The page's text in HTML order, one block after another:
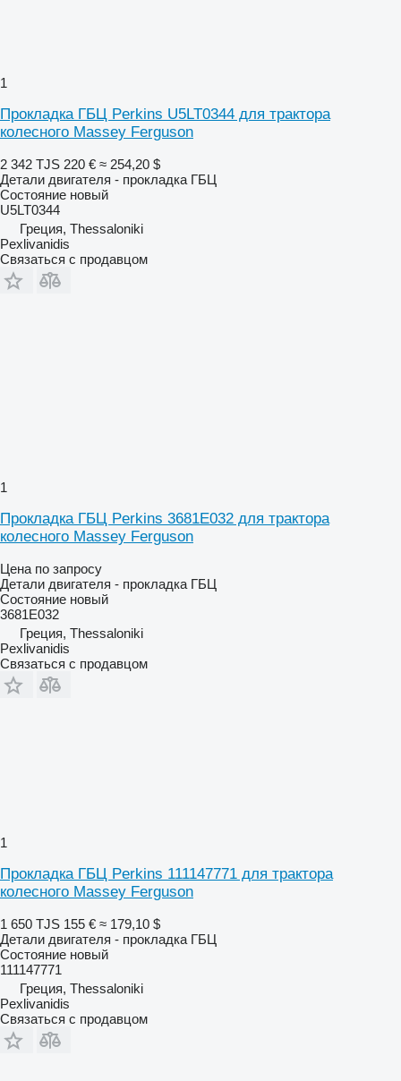
1
Прокладка ГБЦ Perkins U5LT0344 для трактора
колесного Massey Ferguson
2 342 TJS 220 € ≈ 254,20 $
Детали двигателя - прокладка ГБЦ
Состояние новый
U5LT0344
Греция, Thessaloniki
Pexlivanidis
Связаться с продавцом
1
Прокладка ГБЦ Perkins 3681E032 для трактора
колесного Massey Ferguson
Цена по запросу
Детали двигателя - прокладка ГБЦ
Состояние новый
3681E032
Греция, Thessaloniki
Pexlivanidis
Связаться с продавцом
1
Прокладка ГБЦ Perkins 111147771 для трактора
колесного Massey Ferguson
1 650 TJS 155 € ≈ 179,10 $
Детали двигателя - прокладка ГБЦ
Состояние новый
111147771
Греция, Thessaloniki
Pexlivanidis
Связаться с продавцом